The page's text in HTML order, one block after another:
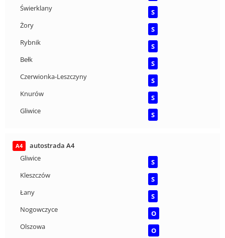
Świerklany
S
Żory
S
Rybnik
S
Bełk
S
Czerwionka-Leszczyny
S
Knurów
S
Gliwice
S
A4
autostrada A4
Gliwice
S
Kleszczów
S
Łany
S
Nogowczyce
O
Olszowa
O